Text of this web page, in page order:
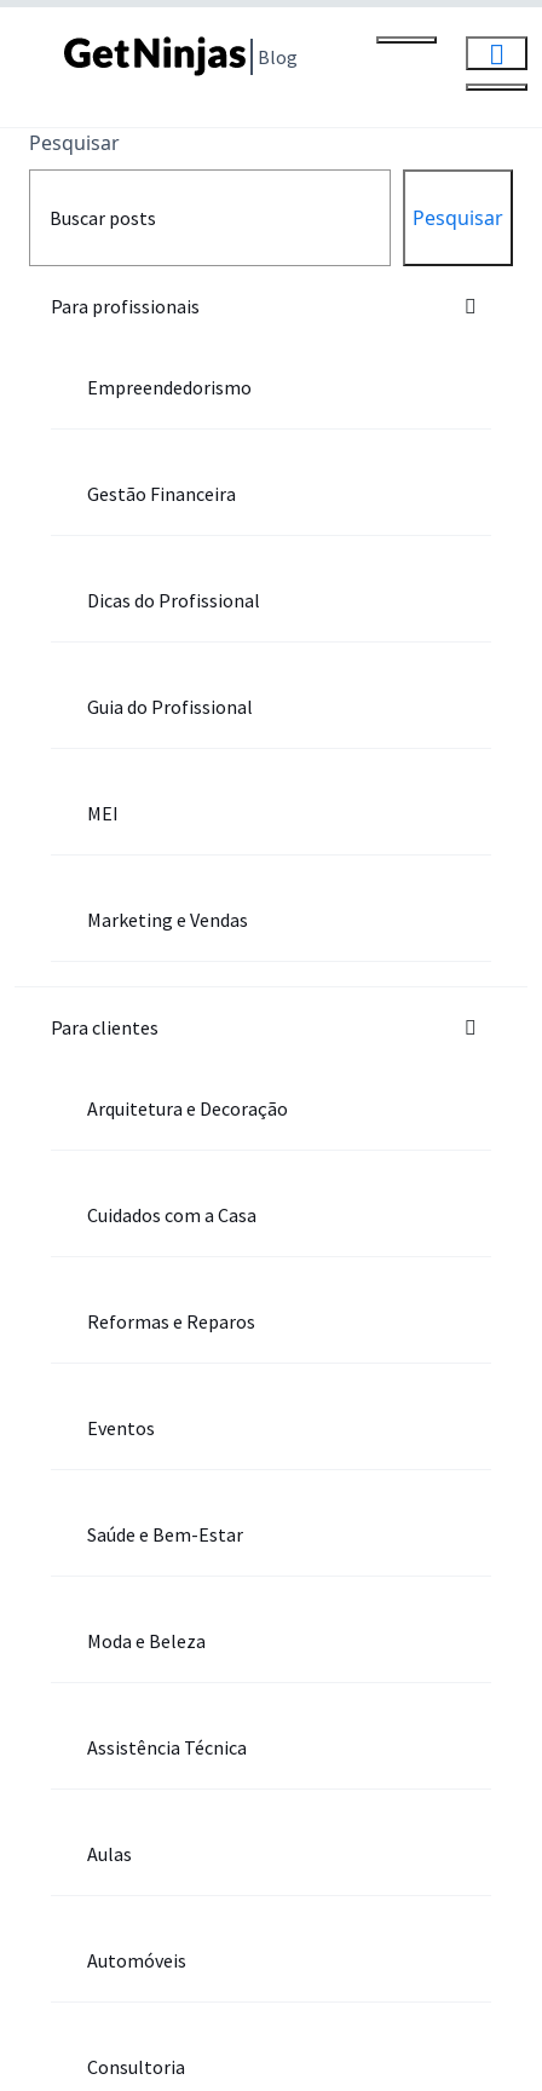
Blog
Pesquisar
Pesquisar
Para profissionais
Empreendedorismo
Gestão Financeira
Dicas do Profissional
Guia do Profissional
MEI
Marketing e Vendas
Para clientes
Arquitetura e Decoração
Cuidados com a Casa
Reformas e Reparos
Eventos
Saúde e Bem-Estar
Moda e Beleza
Assistência Técnica
Aulas
Automóveis
Consultoria